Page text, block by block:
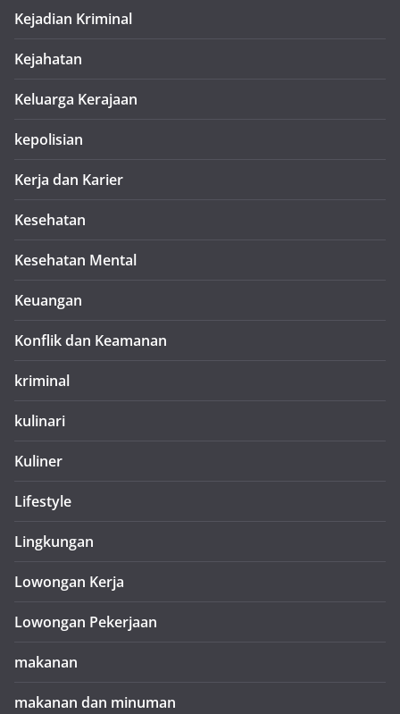
Kejadian Kriminal
Kejahatan
Keluarga Kerajaan
kepolisian
Kerja dan Karier
Kesehatan
Kesehatan Mental
Keuangan
Konflik dan Keamanan
kriminal
kulinari
Kuliner
Lifestyle
Lingkungan
Lowongan Kerja
Lowongan Pekerjaan
makanan
makanan dan minuman